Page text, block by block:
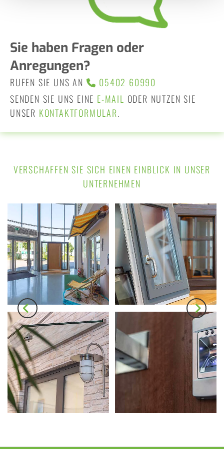
Sie haben Fragen oder
Anregungen?
RUFEN SIE UNS AN  05402 60990
SENDEN SIE UNS EINE E-MAIL ODER NUTZEN SIE
UNSER KONTAKTFORMULAR.
VERSCHAFFEN SIE SICH EINEN EINBLICK IN UNSER
UNTERNEHMEN